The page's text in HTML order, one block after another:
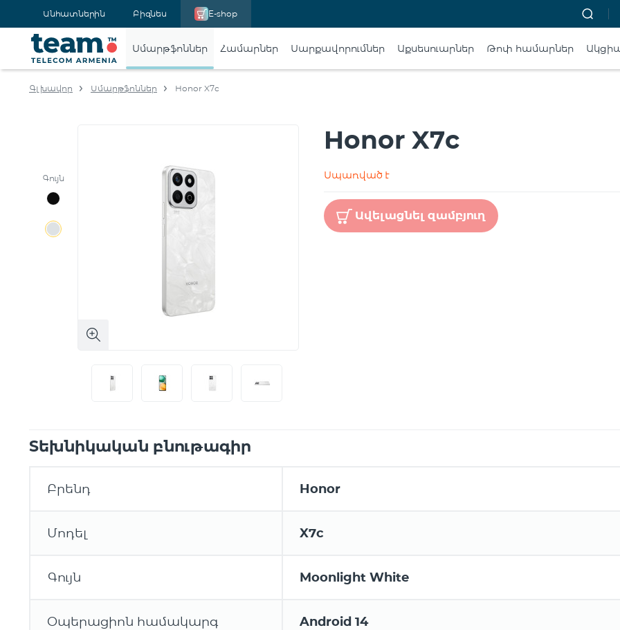
Անհատներին Բիզնես E-shop
Սմարթֆոններ Համարներ Սարքավորումներ Աքսեսուարներ Թոփ համարներ
Գլխավոր Սմարթֆոններ Honor X7c
Գույն
Honor X7c
Սպառված է
Ավելացնել զամբյուղ
Տեխնիկական բնութագիր
Բրենդ Honor
Մոդել X7c
Գույն Moonlight White
Օպերացիոն համակարգ Android 14